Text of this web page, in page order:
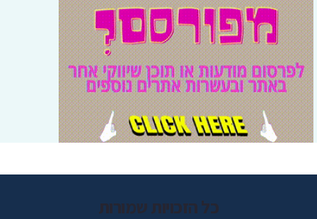
כל הזכויות שמורות